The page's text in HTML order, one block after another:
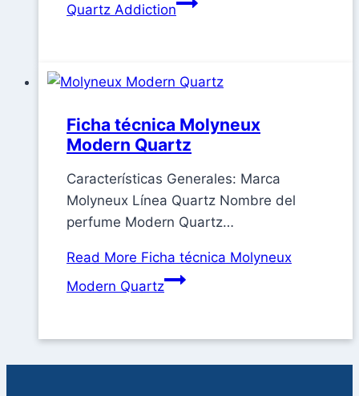
Quartz Addiction
Ficha técnica Molyneux
Modern Quartz
Características Generales: Marca
Molyneux Línea Quartz Nombre del
perfume Modern Quartz…
Read More Ficha técnica Molyneux
Modern Quartz